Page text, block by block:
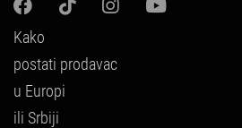
Kako
postati prodavac
u Europi
ili Srbiji